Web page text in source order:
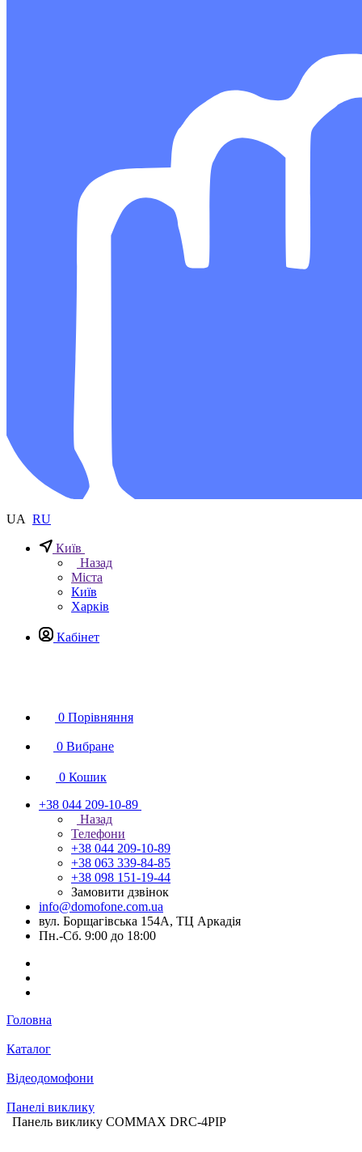
UA RU
Київ
Назад
Міста
Київ
Харків
Кабінет
0 Порівняння
0 Вибране
0 Кошик
+38 044 209-10-89
Назад
Телефони
+38 044 209-10-89
+38 063 339-84-85
+38 098 151-19-44
Замовити дзвінок
info@domofone.com.ua
вул. Борщагівська 154А, ТЦ Аркадія
Пн.-Сб. 9:00 до 18:00
Головна
Каталог
Відеодомофони
Панелі виклику
Панель виклику COMMAX DRC-4PIP